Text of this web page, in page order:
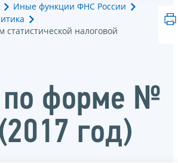
Иные функции ФНС России
налоговой
по форме №
год)